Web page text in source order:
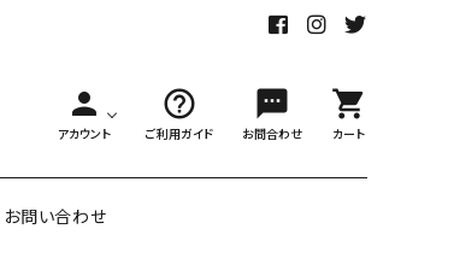
person
アカウント
help_outline
ご利用ガイド
sms
お問合わせ
shopping_cart
カート
お問い合わせ